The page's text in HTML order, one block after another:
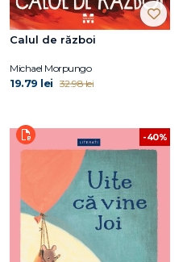
Calul de război
Michael Morpungo
19.79 lei 32.98 lei
-40%